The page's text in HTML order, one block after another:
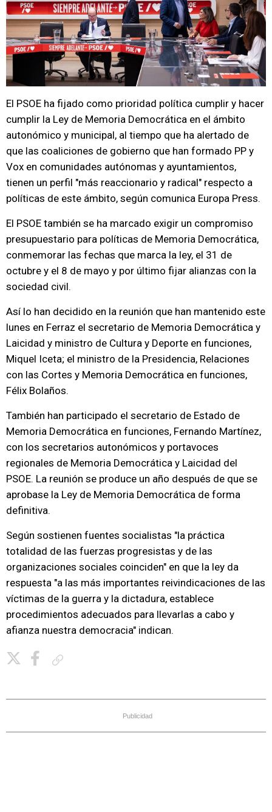
El PSOE ha fijado como prioridad política cumplir y hacer
cumplir la Ley de Memoria Democrática en el ámbito
autonómico y municipal, al tiempo que ha alertado de
que las coaliciones de gobierno que han formado PP y
Vox en comunidades autónomas y ayuntamientos,
tienen un perfil "más reaccionario y radical" respecto a
políticas de este ámbito, según comunica Europa Press.
El PSOE también se ha marcado exigir un compromiso
presupuestario para políticas de Memoria Democrática,
conmemorar las fechas que marca la ley, el 31 de
octubre y el 8 de mayo y por último fijar alianzas con la
sociedad civil.
Así lo han decidido en la reunión que han mantenido este
lunes en Ferraz el secretario de Memoria Democrática y
Laicidad y ministro de Cultura y Deporte en funciones,
Miquel Iceta; el ministro de la Presidencia, Relaciones
con las Cortes y Memoria Democrática en funciones,
Félix Bolaños.
También han participado el secretario de Estado de
Memoria Democrática en funciones, Fernando Martínez,
con los secretarios autonómicos y portavoces
regionales de Memoria Democrática y Laicidad del
PSOE. La reunión se produce un año después de que se
aprobase la Ley de Memoria Democrática de forma
definitiva.
Según sostienen fuentes socialistas "la práctica
totalidad de las fuerzas progresistas y de las
organizaciones sociales coinciden" en que la ley da
respuesta "a las más importantes reivindicaciones de las
víctimas de la guerra y la dictadura, establece
procedimientos adecuados para llevarlas a cabo y
afianza nuestra democracia" indican.
Publicidad